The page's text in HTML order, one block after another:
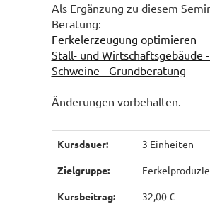
Als Ergänzung zu diesem
Beratung:
Ferkelerzeugung optimieren
Stall- und Wirtschaftsgebäude
Schweine - Grundberatung
Änderungen vorbehalten.
Kursdauer: 3 Einheiten
Zielgruppe:
Kursbeitrag: 32,00 €